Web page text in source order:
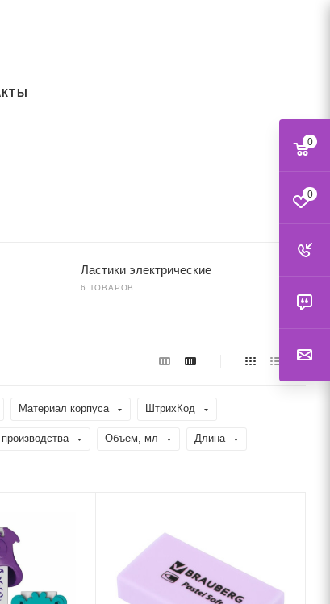
Ластики электрические
6 ТОВАРОВ
Материал корпуса ШтрихКод
Объем, мл Длина
0
0